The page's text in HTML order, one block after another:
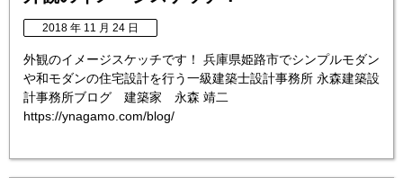
2018 年 11 月 24 日
外観のイメージスケッチです！ 兵庫県姫路市でシンプルモダン
や和モダンの住宅設計を行う一級建築士設計事務所 永森建築設
計事務所ブログ 建築家 永森 靖二
https://ynagamo.com/blog/